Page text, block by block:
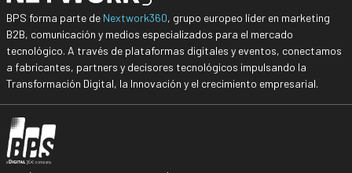
BPS forma parte de Nextwork360, grupo europeo líder en marketing
B2B, comunicación y medios especializados para el mercado
tecnológico. A través de plataformas digitales y eventos, conectamos
a fabricantes, partners y decisores tecnológicos impulsando la
Transformación Digital, la Innovación y el crecimiento empresarial.